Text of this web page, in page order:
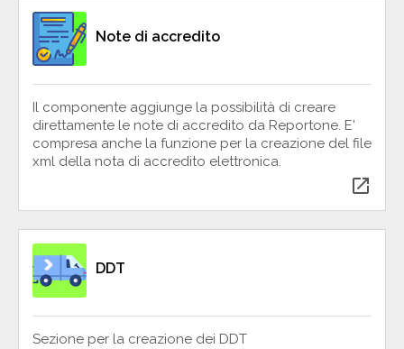
Note di accredito
Il componente aggiunge la possibilità di creare
direttamente le note di accredito da Reportone. E'
compresa anche la funzione per la creazione del file
xml della nota di accredito elettronica.
open_in_new
DDT
Sezione per la creazione dei DDT